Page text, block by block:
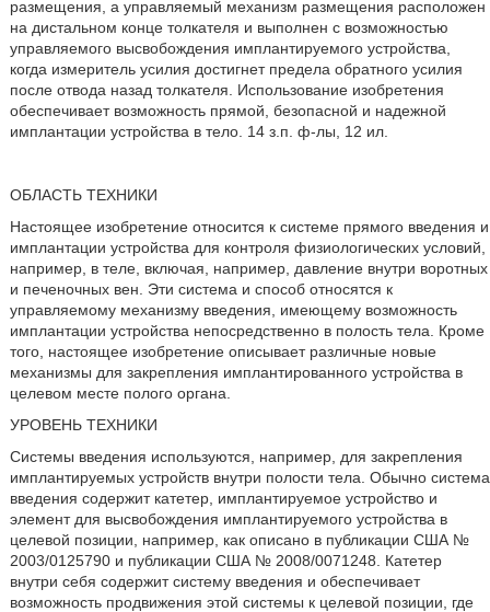
размещения, а управляемый механизм размещения расположен
на дистальном конце толкателя и выполнен с возможностью
управляемого высвобождения имплантируемого устройства,
когда измеритель усилия достигнет предела обратного усилия
после отвода назад толкателя. Использование изобретения
обеспечивает возможность прямой, безопасной и надежной
имплантации устройства в тело. 14 з.п. ф-лы, 12 ил.
ОБЛАСТЬ ТЕХНИКИ
Настоящее изобретение относится к системе прямого введения и
имплантации устройства для контроля физиологических условий,
например, в теле, включая, например, давление внутри воротных
и печеночных вен. Эти система и способ относятся к
управляемому механизму введения, имеющему возможность
имплантации устройства непосредственно в полость тела. Кроме
того, настоящее изобретение описывает различные новые
механизмы для закрепления имплантированного устройства в
целевом месте полого органа.
УРОВЕНЬ ТЕХНИКИ
Системы введения используются, например, для закрепления
имплантируемых устройств внутри полости тела. Обычно система
введения содержит катетер, имплантируемое устройство и
элемент для высвобождения имплантируемого устройства в
целевой позиции, например, как описано в публикации США №
2003/0125790 и публикации США № 2008/0071248. Катетер
внутри себя содержит систему введения и обеспечивает
возможность продвижения этой системы к целевой позиции, где